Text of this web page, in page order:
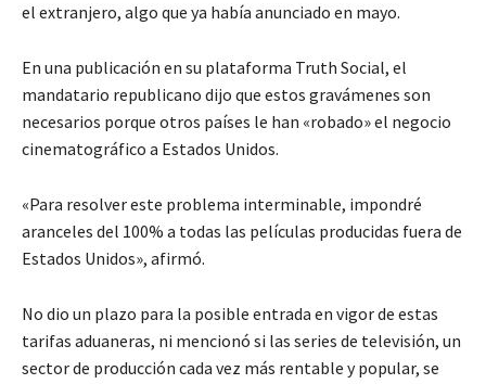
el extranjero, algo que ya había anunciado en mayo.
En una publicación en su plataforma Truth Social, el
mandatario republicano dijo que estos gravámenes son
necesarios porque otros países le han «robado» el negocio
cinematográfico a Estados Unidos.
«Para resolver este problema interminable, impondré
aranceles del 100% a todas las películas producidas fuera de
Estados Unidos», afirmó.
No dio un plazo para la posible entrada en vigor de estas
tarifas aduaneras, ni mencionó si las series de televisión, un
sector de producción cada vez más rentable y popular, se